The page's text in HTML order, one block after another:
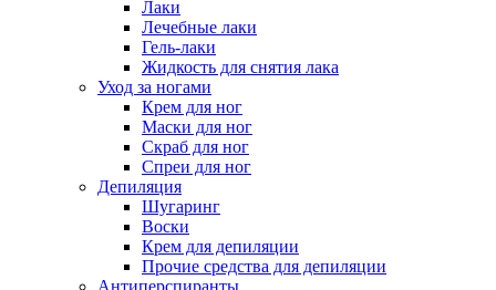
Лаки
Лечебные лаки
Гель-лаки
Жидкость для снятия лака
Уход за ногами
Крем для ног
Маски для ног
Скраб для ног
Спреи для ног
Депиляция
Шугаринг
Воски
Крем для депиляции
Прочие средства для депиляции
Антиперспиранты